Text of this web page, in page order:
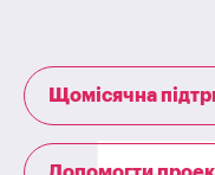
Щомісячна